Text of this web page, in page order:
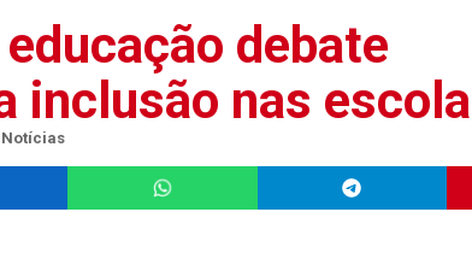
debate
inclusão nas
Notícias